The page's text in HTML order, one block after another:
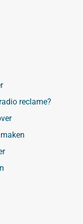
reclame?